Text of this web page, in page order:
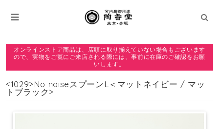
オンラインストア商品は、店頭に取り揃えていない場合もございます
ので、実物をご覧にご来店される際には、事前に在庫のご確認をお願
いします。
<1029>No noiseスプーンL＜マットネイビー / マッ
トブラック>